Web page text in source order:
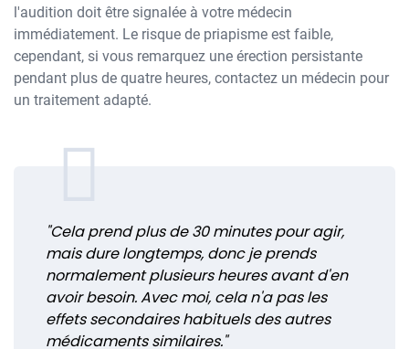
l'audition doit être signalée à votre médecin
immédiatement. Le risque de priapisme est faible,
cependant, si vous remarquez une érection persistante
pendant plus de quatre heures, contactez un médecin pour
un traitement adapté.
"Cela prend plus de 30 minutes pour agir,
mais dure longtemps, donc je prends
normalement plusieurs heures avant d'en
avoir besoin. Avec moi, cela n'a pas les
effets secondaires habituels des autres
médicaments similaires."